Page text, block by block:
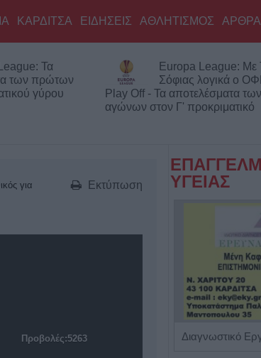
ΚΑΡΔΙΤΣΑ ΕΙΔΗΣΕΙΣ ΑΘΛΗΤΙΣΜΟΣ ΑΡΘΡΑ
Τα
των πρώτων
γύρου
Europa League:
Σόφιας λογικά ο
Play Off - Τα αποτελέσματα
αγώνων στον Γ' προκριματικό
Εκτύπωση
για
Προβολές:5263
ΥΓΕΙΑΣ
'Ζενζεφύλλη Σεβαστή'